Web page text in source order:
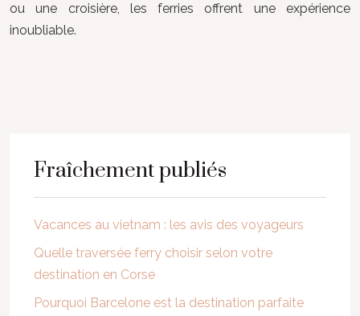
ou une croisière, les ferries offrent une expérience
inoubliable.
Fraîchement publiés
Vacances au vietnam : les avis des voyageurs
Quelle traversée ferry choisir selon votre
destination en Corse
Pourquoi Barcelone est la destination parfaite